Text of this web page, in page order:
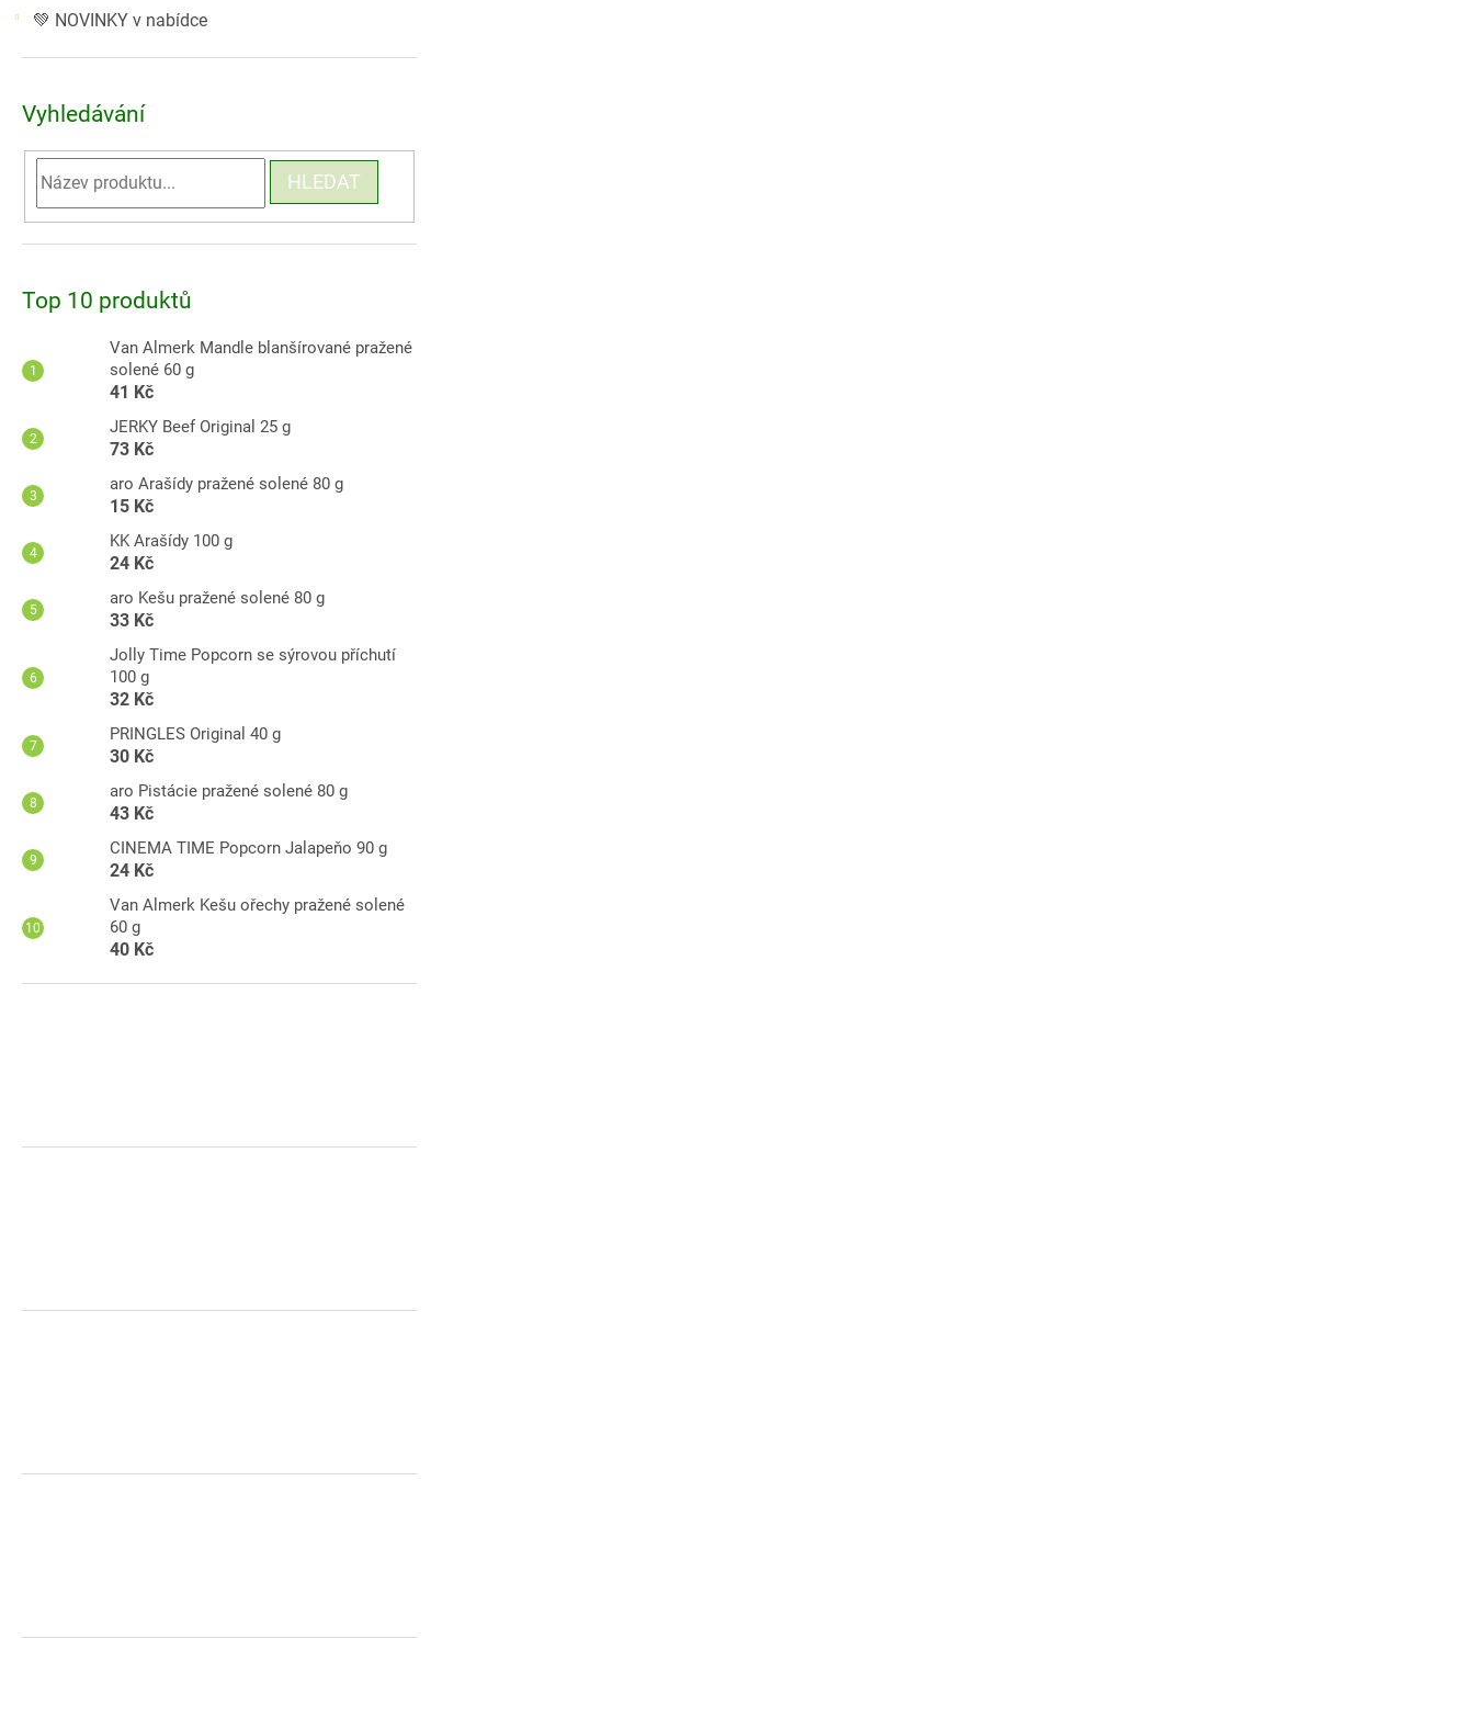
💚 NOVINKY v nabídce
Vyhledávání
HLEDAT
Top 10 produktů
Van Almerk Mandle blanšírované pražené
solené 60 g
41 Kč
JERKY Beef Original 25 g
73 Kč
aro Arašídy pražené solené 80 g
15 Kč
KK Arašídy 100 g
24 Kč
aro Kešu pražené solené 80 g
33 Kč
Jolly Time Popcorn se sýrovou příchutí
100 g
32 Kč
PRINGLES Original 40 g
30 Kč
aro Pistácie pražené solené 80 g
43 Kč
CINEMA TIME Popcorn Jalapeňo 90 g
24 Kč
Van Almerk Kešu ořechy pražené solené
60 g
40 Kč